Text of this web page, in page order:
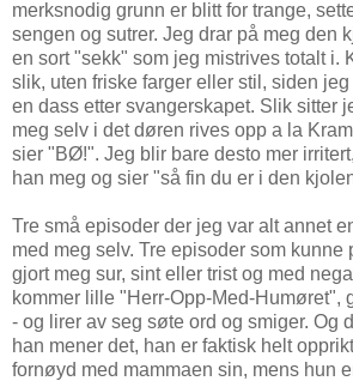
merksnodig grunn er blitt for trange,
sengen og sutrer. Jeg drar på meg den
en sort "sekk" som jeg mistrives totalt i.
slik, uten friske farger eller stil, siden
en dass etter svangerskapet. Slik sitter
meg selv i det døren rives opp a la
sier "BØ!". Jeg blir bare desto mer
han meg og sier "så fin du er i den
Tre små episoder der jeg var alt annet
med meg selv. Tre episoder som kunne
gjort meg sur, sint eller trist og med
kommer lille "Herr-Opp-Med-Humøret",
- og lirer av seg søte ord og smiger. Og
han mener det, han er faktisk helt
fornøyd med mammaen sin, mens hun